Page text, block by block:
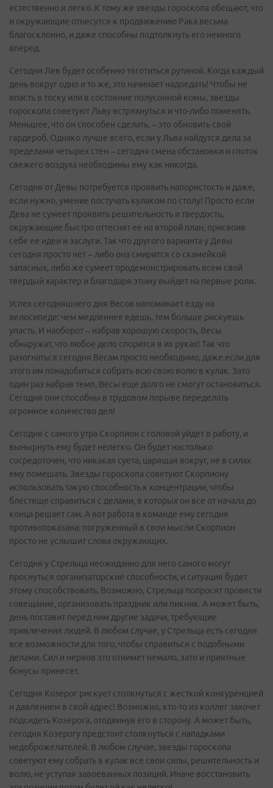
естественно и легко. К тому же звезды гороскопа обещают, что
и окружающие отнесутся к продвижению Рака весьма
благосклонно, и даже способны подтолкнуть его немного
вперед.
Сегодня Лев будет особенно тяготиться рутиной. Когда каждый
день вокруг одно и то же, это начинает надоедать! Чтобы не
впасть в тоску или в состояние полусонной комы, звезды
гороскопа советуют Льву встряхнуться и что-либо поменять.
Меньшее, что он способен сделать, – это обновить свой
гардероб. Однако лучше всего, если у Льва найдутся дела за
пределами четырех стен – сегодня смена обстановки и глоток
свежего воздуха необходимы ему как никогда.
Сегодня от Девы потребуется проявить напористость и даже,
если нужно, умение постучать кулаком по столу! Просто если
Дева не сумеет проявить решительность и твердость,
окружающие быстро оттеснят ее на второй план, присвоив
себе ее идеи и заслуги. Так что другого варианта у Девы
сегодня просто нет – либо она смирится со скамейкой
запасных, либо же сумеет продемонстрировать всем свой
твердый характер и благодаря этому выйдет на первые роли.
Успех сегодняшнего дня Весов напоминает езду на
велосипеде: чем медленнее едешь, тем больше рискуешь
упасть. И наоборот – набрав хорошую скорость, Весы
обнаружат, что любое дело спорится в их руках! Так что
разогнаться сегодня Весам просто необходимо, даже если для
этого им понадобиться собрать всю свою волю в кулак. Зато
один раз набрав темп, Весы еще долго не смогут остановиться.
Сегодня они способны в трудовом порыве переделать
огромное количество дел!
Сегодня с самого утра Скорпион с головой уйдет в работу, и
вынырнуть ему будет нелегко. Он будет настолько
сосредоточен, что никакая суета, царящая вокруг, не в силах
ему помешать. Звезды гороскопа советуют Скорпиону
использовать такую способность к концентрации, чтобы
блестяще справиться с делами, в которых он все от начала до
конца решает сам. А вот работа в команде ему сегодня
противопоказана: погруженный в свои мысли Скорпион
просто не услышит слова окружающих.
Сегодня у Стрельца неожиданно для него самого могут
проснуться организаторские способности, и ситуация будет
этому способствовать. Возможно, Стрельца попросят провести
совещание, организовать праздник или пикник. А может быть,
день поставит перед ним другие задачи, требующие
привлечения людей. В любом случае, у Стрельца есть сегодня
все возможности для того, чтобы справиться с подобными
делами. Сил и нервов это отнимет немало, зато и приятные
бонусы принесет.
Сегодня Козерог рискует столкнуться с жесткой конкуренцией
и давлением в свой адрес! Возможно, кто-то из коллег захочет
подсидеть Козерога, отодвинув его в сторону. А может быть,
сегодня Козерогу предстоит столкнуться с нападками
недоброжелателей. В любом случае, звезды гороскопа
советуют ему собрать в кулак все свои силы, решительность и
волю, не уступая завоеванных позиций. Иначе восстановить